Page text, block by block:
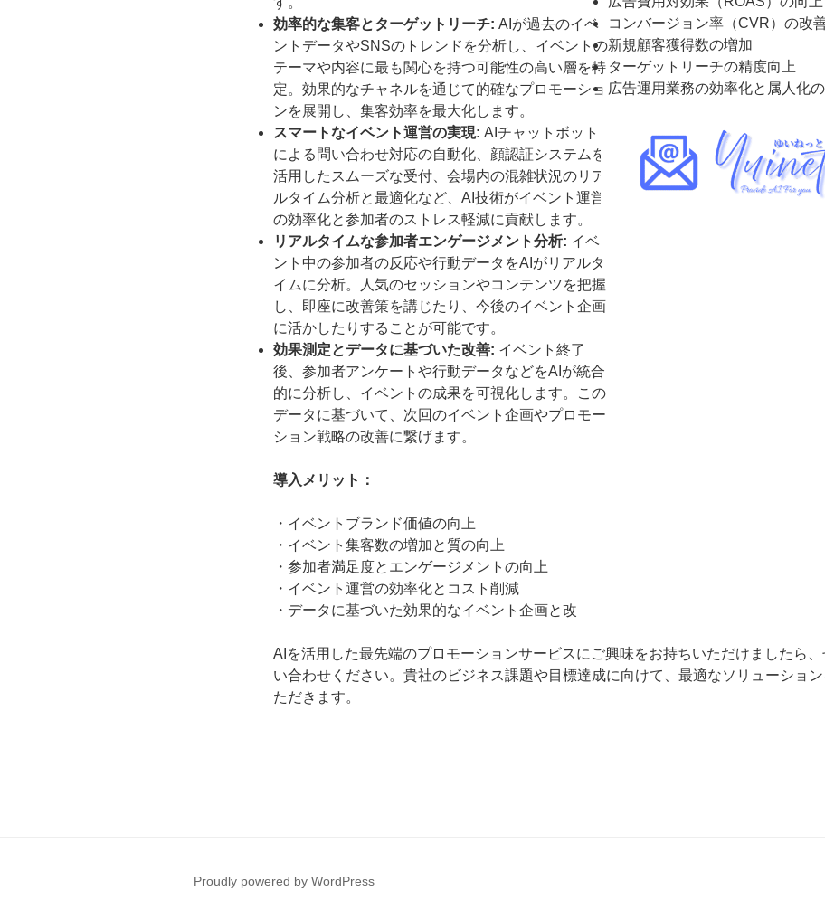
効率的な集客とターゲットリーチ: AIが過去のイベ
ントデータやSNSのトレンドを分析し、イベントの
テーマや内容に最も関心を持つ可能性の高い層を特
定。効果的なチャネルを通じて的確なプロモーショ
ンを展開し、集客効率を最大化します。
スマートなイベント運営の実現: AIチャットボット
による問い合わせ対応の自動化、顔認証システムを
活用したスムーズな受付、会場内の混雑状況のリア
ルタイム分析と最適化など、AI技術がイベント運営
の効率化と参加者のストレス軽減に貢献します。
リアルタイムな参加者エンゲージメント分析: イベ
ント中の参加者の反応や行動データをAIがリアルタ
イムに分析。人気のセッションやコンテンツを把握
し、即座に改善策を講じたり、今後のイベント企画
に活かしたりすることが可能です。
効果測定とデータに基づいた改善: イベント終了
後、参加者アンケートや行動データなどをAIが統合
的に分析し、イベントの成果を可視化します。この
データに基づいて、次回のイベント企画やプロモー
ション戦略の改善に繋げます。
導入メリット：
・イベントブランド価値の向上
・イベント集客数の増加と質の向上
・参加者満足度とエンゲージメントの向上
・イベント運営の効率化とコスト削減
・データに基づいた効果的なイベント企画と改
コンバージョン率（CVR）の改
新規顧客獲得数の増加
ターゲットリーチの精度向上
広告運用業務の効率化と属人化
AIを活用した最先端のプロモーションサービスにご興味をお持ちいただけましたら
い合わせください。貴社のビジネス課題や目標達成に向けて、最適なソリューショ
ただきます。
Proudly powered by WordPress